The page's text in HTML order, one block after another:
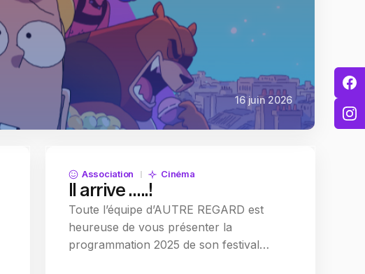
16 juin 2026
Association Cinéma
Il arrive …..!
Toute l’équipe d’AUTRE REGARD est
heureuse de vous présenter la
programmation 2025 de son festival…